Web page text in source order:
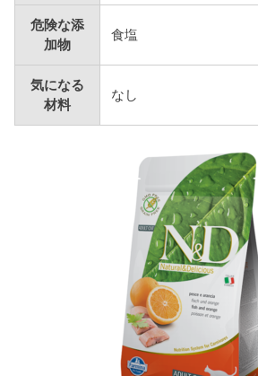
危険な添
加物
食塩
気になる
材料
なし